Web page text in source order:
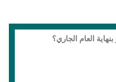
العام الجاري؟